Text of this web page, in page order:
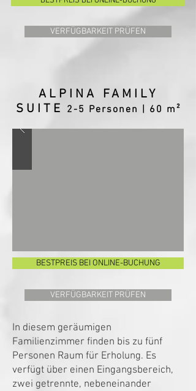
VERFÜGBARKEIT PRÜFEN
ALPINA FAMILY
SUITE 2-5 Personen | 60 m²
BESTPREIS BEI ONLINE-BUCHUNG
VERFÜGBARKEIT PRÜFEN
In diesem geräumigen
Familienzimmer finden bis zu fünf
Personen Raum für Erholung. Es
verfügt über einen Eingangsbereich,
zwei getrennte, nebeneinander